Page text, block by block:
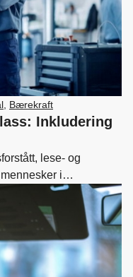
Bærekraft
Inkludering
lese- og
i
har satt
bli mer inkluderende